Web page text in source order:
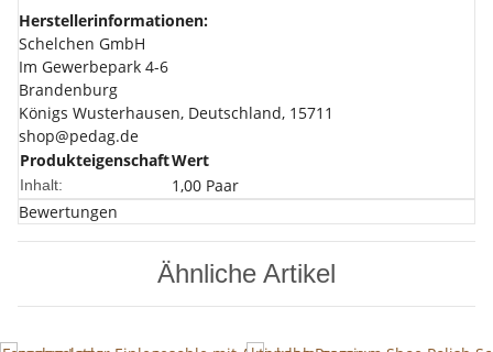
Herstellerinformationen:
Schelchen GmbH
Im Gewerbepark 4-6
Brandenburg
Königs Wusterhausen, Deutschland, 15711
shop@pedag.de
ProdukteigenschaftWert
Inhalt:
1,00 Paar
Bewertungen
Ähnliche Artikel